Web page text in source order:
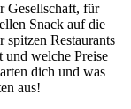
Gesellschaft, für
Snack auf die
Restaurants
welche Preise
dich und was
aus!